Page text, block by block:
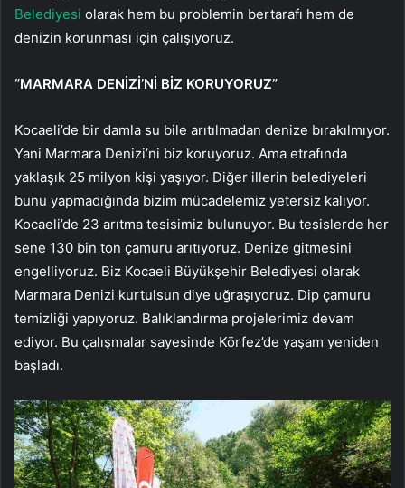
Belediyesi olarak hem bu problemin bertarafı hem de
denizin korunması için çalışıyoruz.
“MARMARA DENİZİ’Nİ BİZ KORUYORUZ”
Kocaeli’de bir damla su bile arıtılmadan denize bırakılmıyor.
Yani Marmara Denizi’ni biz koruyoruz. Ama etrafında
yaklaşık 25 milyon kişi yaşıyor. Diğer illerin belediyeleri
bunu yapmadığında bizim mücadelemiz yetersiz kalıyor.
Kocaeli’de 23 arıtma tesisimiz bulunuyor. Bu tesislerde her
sene 130 bin ton çamuru arıtıyoruz. Denize gitmesini
engelliyoruz. Biz Kocaeli Büyükşehir Belediyesi olarak
Marmara Denizi kurtulsun diye uğraşıyoruz. Dip çamuru
temizliği yapıyoruz. Balıklandırma projelerimiz devam
ediyor. Bu çalışmalar sayesinde Körfez’de yaşam yeniden
başladı.